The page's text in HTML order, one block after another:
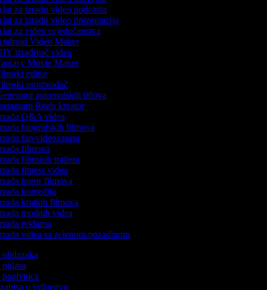
za izradu video podcasta
za izradu video prezentacija
za video svjedočanstva
Video Maker
izrađivač videa
Movie Maker
editor
proizvođač
automatskih titlova
Reels kreator
Q&A videa
biografskih filmova
fan videozapisa
filmova
filmskih trailera
fitness videa
horor filmova
komedija
kratkih filmova
modnih videa
reklama
videa sa zelenom pozadinom
obilazaka
oglasa
pozivnica
o vrtlarstvu